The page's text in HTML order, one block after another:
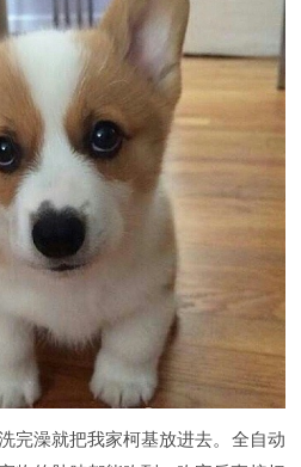
完澡就把我家柯基放进去。全自动